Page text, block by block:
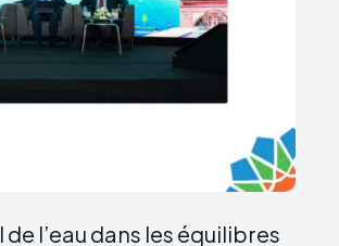
l’eau dans les équilibres